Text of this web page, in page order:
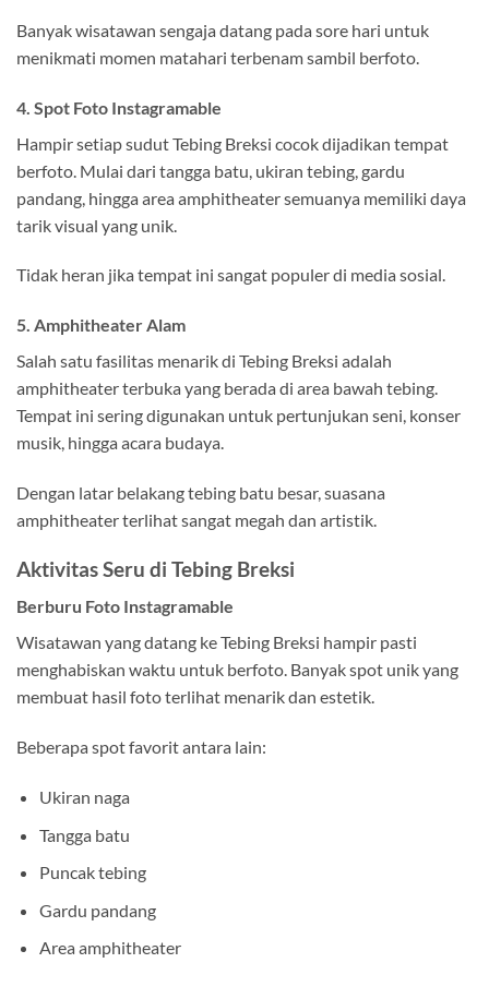
Banyak wisatawan sengaja datang pada sore hari untuk
menikmati momen matahari terbenam sambil berfoto.
4. Spot Foto Instagramable
Hampir setiap sudut Tebing Breksi cocok dijadikan tempat
berfoto. Mulai dari tangga batu, ukiran tebing, gardu
pandang, hingga area amphitheater semuanya memiliki daya
tarik visual yang unik.
Tidak heran jika tempat ini sangat populer di media sosial.
5. Amphitheater Alam
Salah satu fasilitas menarik di Tebing Breksi adalah
amphitheater terbuka yang berada di area bawah tebing.
Tempat ini sering digunakan untuk pertunjukan seni, konser
musik, hingga acara budaya.
Dengan latar belakang tebing batu besar, suasana
amphitheater terlihat sangat megah dan artistik.
Aktivitas Seru di Tebing Breksi
Berburu Foto Instagramable
Wisatawan yang datang ke Tebing Breksi hampir pasti
menghabiskan waktu untuk berfoto. Banyak spot unik yang
membuat hasil foto terlihat menarik dan estetik.
Beberapa spot favorit antara lain:
Ukiran naga
Tangga batu
Puncak tebing
Gardu pandang
Area amphitheater